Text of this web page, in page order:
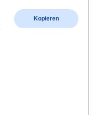
Kopieren